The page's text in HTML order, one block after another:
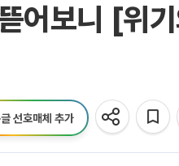
어보니 [위기
선호매체 추가